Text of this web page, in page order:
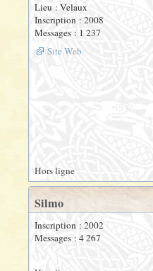
Lieu : Velaux
Inscription : 2008
Messages : 1 237
Site Web
Hors ligne
Silmo
Inscription : 2002
Messages : 4 267